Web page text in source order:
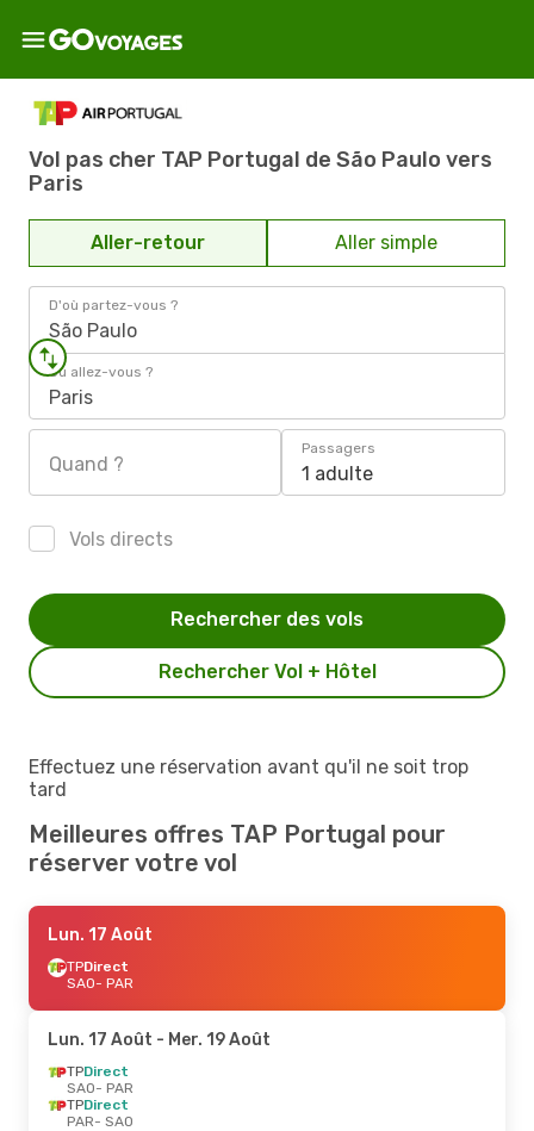
Vol pas cher TAP Portugal de São Paulo vers
Paris
Aller-retour Aller simple
D'où partez-vous ?
São Paulo
Où allez-vous ?
Paris
Quand ?
Passagers
1 adulte
Vols directs
Rechercher Vol + Hôtel
Rechercher des vols
Effectuez une réservation avant qu'il ne soit trop
tard
Meilleures offres TAP Portugal pour
réserver votre vol
Lun. 17 Août
TPDirect
SAO- PAR
Lun. 17 Août - Mer. 19 Août
TPDirect
SAO- PAR
TPDirect
PAR- SAO